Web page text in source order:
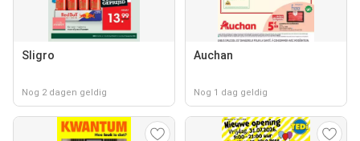
Sligro
Nog 2 dagen geldig
Auchan
Nog 1 dag geldig